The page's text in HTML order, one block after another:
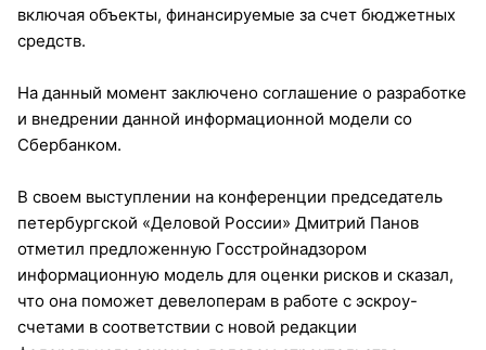
включая объекты, финансируемые за счет бюджетных
средств.
На данный момент заключено соглашение о разработке
и внедрении данной информационной модели со
Сбербанком.
В своем выступлении на конференции председатель
петербургской «Деловой России» Дмитрий Панов
отметил предложенную Госстройнадзором
информационную модель для оценки рисков и сказал,
что она поможет девелоперам в работе с эскроу-
счетами в соответствии с новой редакции